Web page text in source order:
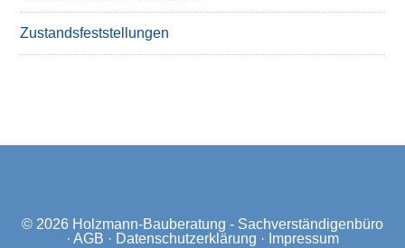
Zustandsfeststellungen
© 2026 Holzmann-Bauberatung - Sachverständigenbüro
· AGB · Datenschutzerklärung · Impressum